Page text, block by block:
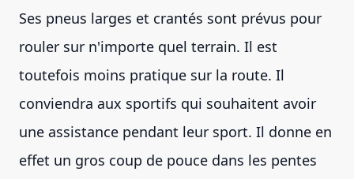
Ses pneus larges et crantés sont prévus pour
rouler sur n'importe quel terrain. Il est
toutefois moins pratique sur la route. Il
conviendra aux sportifs qui souhaitent avoir
une assistance pendant leur sport. Il donne en
effet un gros coup de pouce dans les pentes